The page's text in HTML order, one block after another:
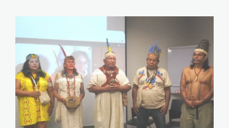
autocenso-foto-
nacion-harakbut